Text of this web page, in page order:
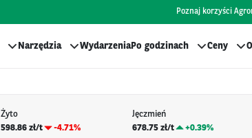
Poznaj korzyści
Narzędzia WydarzeniaPo godzinach Ceny
Żyto
598.86 zł/t
-4.71%
Jęczmień
678.75 zł/t
+0.39%